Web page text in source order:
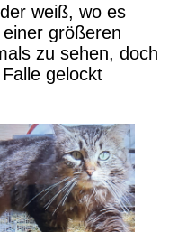
weiß, wo es
größeren
zu sehen, doch
gelockt